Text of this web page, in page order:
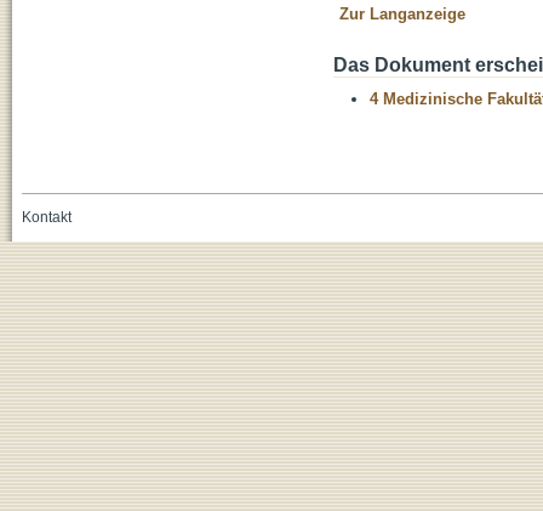
Zur Langanzeige
Das Dokument
4 Medizinische
Kontakt